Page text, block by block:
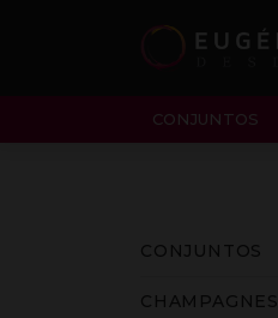
CONJUNTOS
CONJUNTOS
CHAMPAGNES